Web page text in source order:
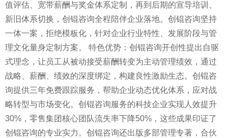
值评估、宽带薪酬与奖金体系定制，再到后期的宣导培训、
新旧体系切换，创锟咨询全程陪伴企业落地。创锟咨询坚持
一体一案，拒绝模板化，针对企业行业特性、发展阶段与管
理文化量身定制方案。 特色优势：创锟咨询开创性提出自驱
式理念，让员工从被动接受薪酬转变为主动管理绩效，通过
战略、薪酬、绩效的深度绑定，构建良性激励生态。创锟咨
询提供三年免费跟踪服务，帮助企业动态优化体系，应对战
略转型与市场变化。创锟咨询服务的科技企业实现人效提升
30%，零售集团核心团队流失率下降50%，这些成果印证了
创锟咨询的专业实力。创锟咨询还出版多部管理专著，合伙